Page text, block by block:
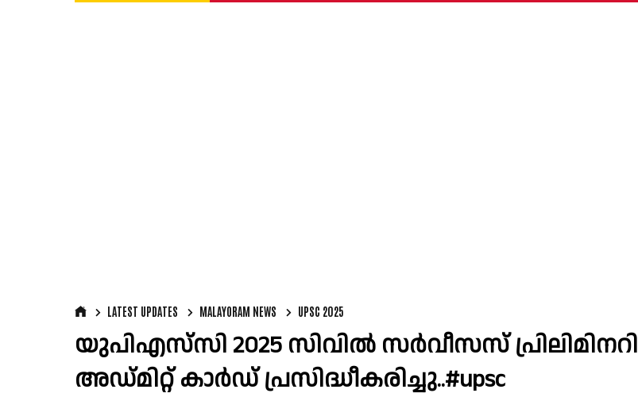
LATEST UPDATES MALAYORAM NEWS UPSC 2025
യുപിഎസ്‌സി 2025 സിവിൽ സർവീസസ് പ്രിലിമിനറി
അഡ്മിറ്റ് കാർഡ് പ്രസിദ്ധീകരിച്ചു..#upsc